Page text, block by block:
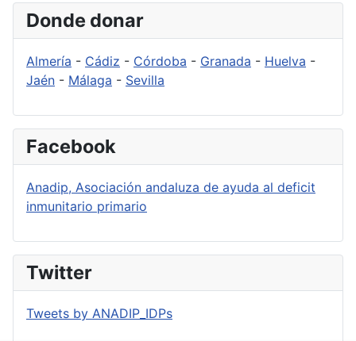
Donde donar
Almería - Cádiz - Córdoba - Granada - Huelva -
Jaén - Málaga - Sevilla
Facebook
Anadip, Asociación andaluza de ayuda al deficit
inmunitario primario
Twitter
Tweets by ANADIP_IDPs